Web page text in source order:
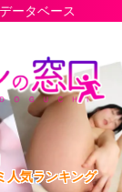
人気ランキング